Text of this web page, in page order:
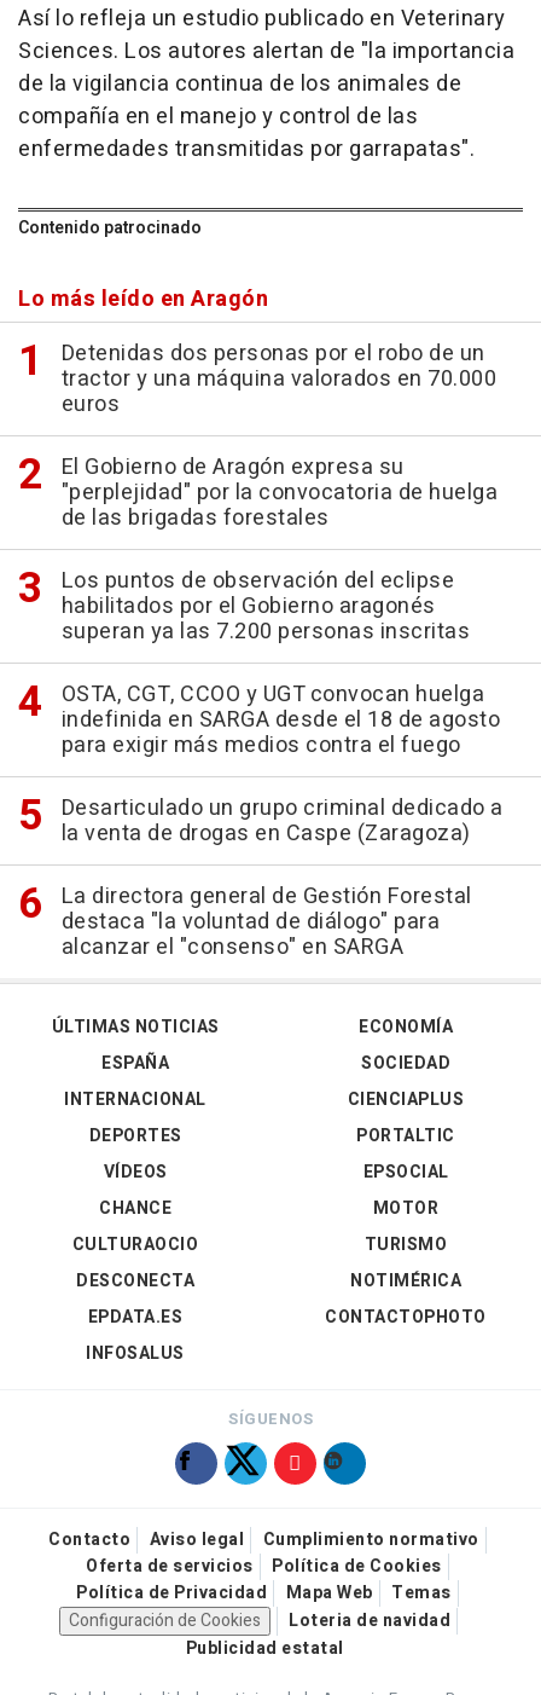
Así lo refleja un estudio publicado en Veterinary
Sciences. Los autores alertan de "la importancia
de la vigilancia continua de los animales de
compañía en el manejo y control de las
enfermedades transmitidas por garrapatas".
Contenido patrocinado
Lo más leído en Aragón
Detenidas dos personas por el robo de un
tractor y una máquina valorados en 70.000
euros
El Gobierno de Aragón expresa su
"perplejidad" por la convocatoria de huelga
de las brigadas forestales
Los puntos de observación del eclipse
habilitados por el Gobierno aragonés
superan ya las 7.200 personas inscritas
OSTA, CGT, CCOO y UGT convocan huelga
indefinida en SARGA desde el 18 de agosto
para exigir más medios contra el fuego
Desarticulado un grupo criminal dedicado a
la venta de drogas en Caspe (Zaragoza)
La directora general de Gestión Forestal
destaca "la voluntad de diálogo" para
alcanzar el "consenso" en SARGA
ÚLTIMAS NOTICIAS
ESPAÑA
INTERNACIONAL
DEPORTES
VÍDEOS
ECONOMÍA
SOCIEDAD
CIENCIAPLUS
PORTALTIC
EPSOCIAL
CHANCE
CULTURAOCIO
DESCONECTA
EPDATA.ES
INFOSALUS
MOTOR
TURISMO
NOTIMÉRICA
CONTACTOPHOTO
SÍGUENOS
Contacto Aviso legal
Cumplimiento normativo
Oferta de servicios
Política de Cookies
Política de Privacidad
Mapa Web
Temas
Configuración de Cookies
Loteria de navidad
Publicidad estatal